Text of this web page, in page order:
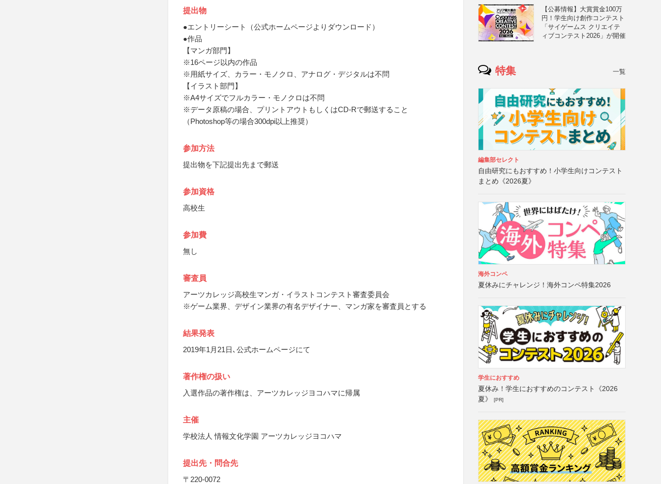
提出物
●エントリーシート（公式ホームページよりダウンロード）
●作品
【マンガ部門】
※16ページ以内の作品
※用紙サイズ、カラー・モノクロ、アナログ・デジタルは不問
【イラスト部門】
※A4サイズでフルカラー・モノクロは不問
※データ原稿の場合、プリントアウトもしくはCD-Rで郵送すること
（Photoshop等の場合300dpi以上推奨）
参加方法
提出物を下記提出先まで郵送
参加資格
高校生
参加費
無し
審査員
アーツカレッジ高校生マンガ・イラストコンテスト審査委員会
※ゲーム業界、デザイン業界の有名デザイナー、マンガ家を審査員とする
結果発表
2019年1月21日､公式ホームページにて
著作権の扱い
入選作品の著作権は、アーツカレッジヨコハマに帰属
主催
学校法人 情報文化学園 アーツカレッジヨコハマ
提出先・問合先
〒220-0072
【公募情報】大賞賞金100万
円！学生向け創作コンテスト
「サイゲームス クリエイテ
ィブコンテスト2026」が開催
特集 一覧
編集部セレクト
自由研究にもおすすめ！小学生向けコンテスト
まとめ《2026夏》
海外コンペ
夏休みにチャレンジ！海外コンペ特集2026
学生におすすめ
夏休み！学生におすすめのコンテスト《2026
夏》
[PR]